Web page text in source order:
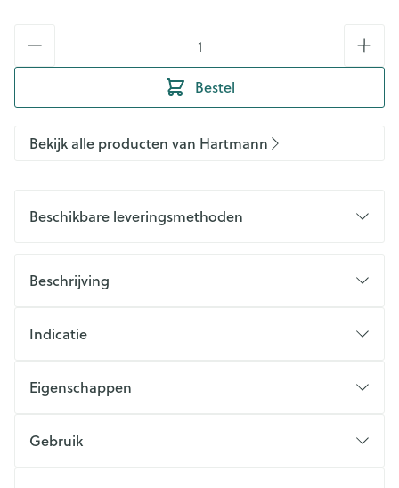
Bestel
Bekijk alle producten van Hartmann
Beschikbare leveringsmethoden
Beschrijving
Indicatie
Eigenschappen
Gebruik